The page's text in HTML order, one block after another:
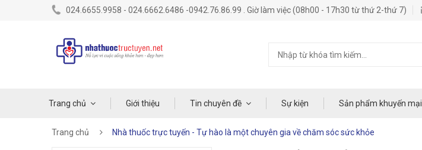
024.6655.9958 - 024.6662.6486 -0942.76.86.99 . Giờ làm việc (08h00 - 17h30 từ thứ 2-thứ 7)
Trang chủ Giới thiệu Tin chuyên đề Sự kiện Sản phẩm khuyến mại
Trang chủ Nhà thuốc trực tuyến - Tự hào là một chuyên gia về chăm sóc sức khỏe